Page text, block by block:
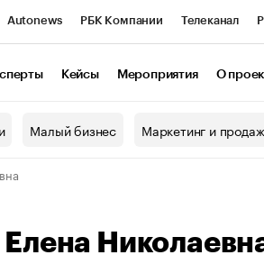
Autonews РБК Компании Телеканал
Кейсы Мероприятия О
Малый бизнес Маркетинг и
Елена